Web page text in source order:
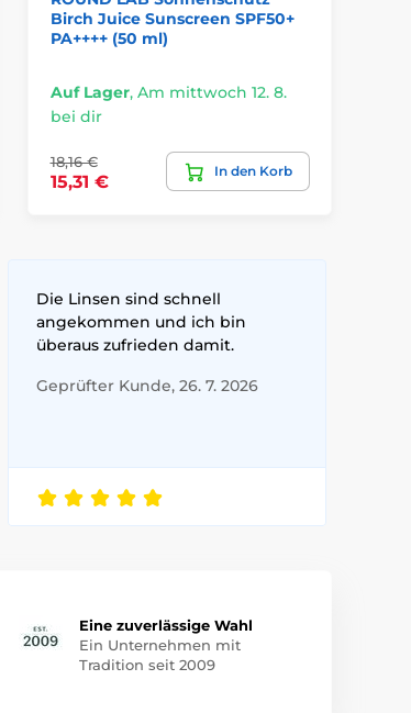
Birch Juice Sunscreen SPF50+
PA++++ (50 ml)
Auf Lager, Am mittwoch 12. 8.
bei dir
18,16 €
15,31 €
In den Korb
Die Linsen sind schnell
angekommen und ich bin
überaus zufrieden damit.
Geprüfter Kunde, 26. 7. 2026
Eine zuverlässige Wahl
Ein Unternehmen mit
Tradition seit 2009